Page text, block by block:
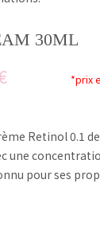
30ML
*prix
Retinol 0.1
une
pour ses